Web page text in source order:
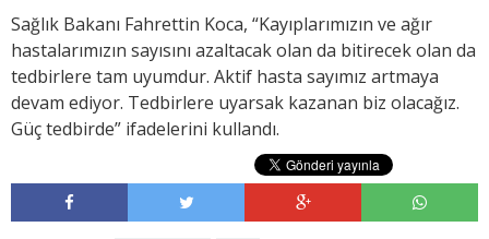
Sağlık Bakanı Fahrettin Koca, “Kayıplarımızın ve ağır
hastalarımızın sayısını azaltacak olan da bitirecek olan da
tedbirlere tam uyumdur. Aktif hasta sayımız artmaya
devam ediyor. Tedbirlere uyarsak kazanan biz olacağız.
Güç tedbirde” ifadelerini kullandı.